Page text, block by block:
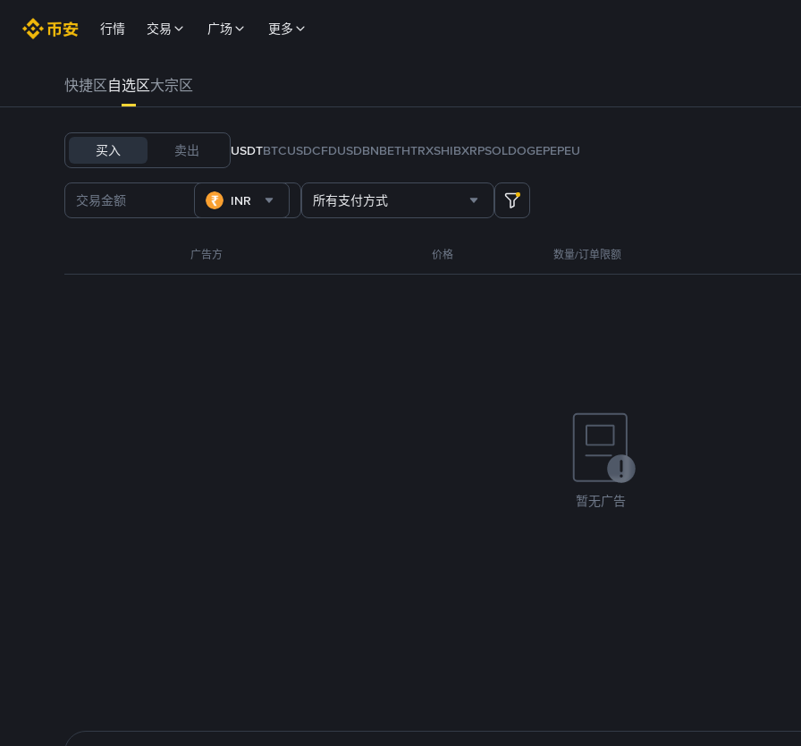
行情 交易 广场 更多
快捷区自选区大宗区
买入 卖出 USDTBTCUSDCFDUSDBNBETHTRXSHIBXRPSOLDOGEPEPEU
INR 所有支付方式
广告方 价格 数量/订单限额
暂无广告